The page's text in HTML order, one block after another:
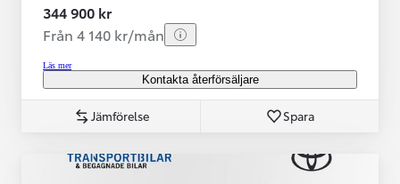
344 900 kr
Från 4 140 kr/mån
Läs mer
Kontakta återförsäljare
Jämförelse Spara